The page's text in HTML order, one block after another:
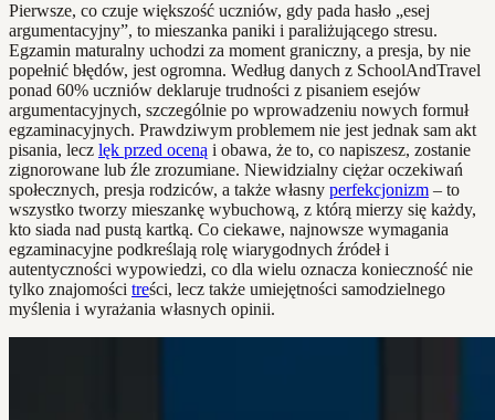
Pierwsze, co czuje większość uczniów, gdy pada hasło „esej
argumentacyjny”, to mieszanka paniki i paraliżującego stresu.
Egzamin maturalny uchodzi za moment graniczny, a presja, by nie
popełnić błędów, jest ogromna. Według danych z SchoolAndTravel
ponad 60% uczniów deklaruje trudności z pisaniem esejów
argumentacyjnych, szczególnie po wprowadzeniu nowych formuł
egzaminacyjnych. Prawdziwym problemem nie jest jednak sam akt
pisania, lecz lęk przed oceną i obawa, że to, co napiszesz, zostanie
zignorowane lub źle zrozumiane. Niewidzialny ciężar oczekiwań
społecznych, presja rodziców, a także własny perfekcjonizm – to
wszystko tworzy mieszankę wybuchową, z którą mierzy się każdy,
kto siada nad pustą kartką. Co ciekawe, najnowsze wymagania
egzaminacyjne podkreślają rolę wiarygodnych źródeł i
autentyczności wypowiedzi, co dla wielu oznacza konieczność nie
tylko znajomości treści, lecz także umiejętności samodzielnego
myślenia i wyrażania własnych opinii.